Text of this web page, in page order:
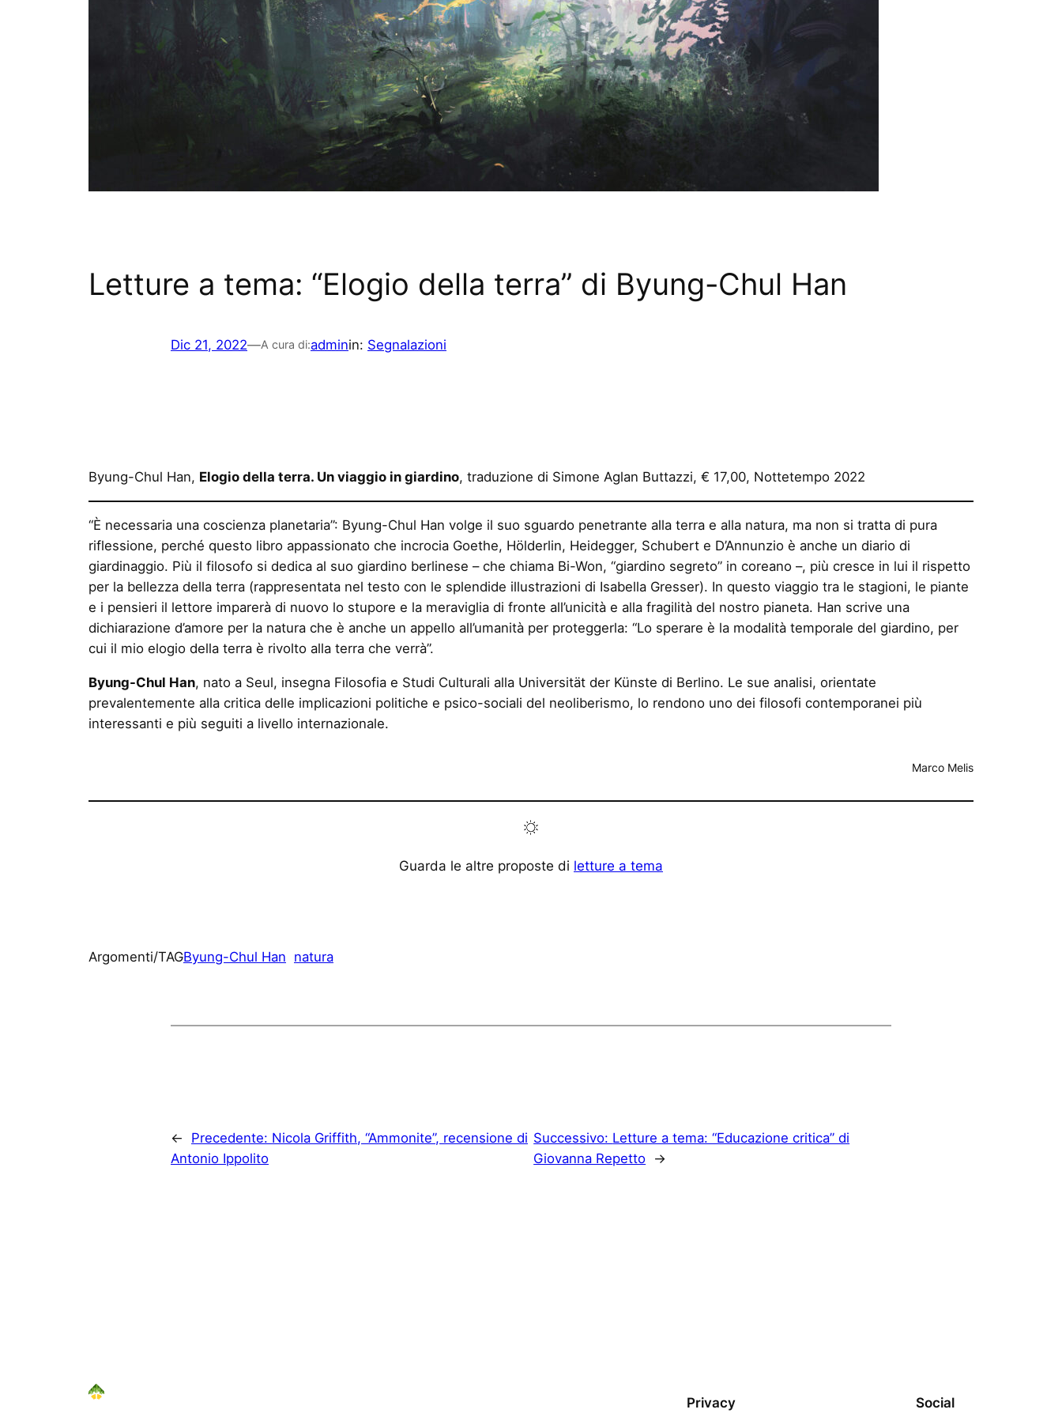
Letture a tema: “Elogio della terra” di Byung-Chul Han
Dic 21, 2022—A cura di:adminin: Segnalazioni
Byung-Chul Han, Elogio della terra. Un viaggio in giardino, traduzione di Simone Aglan Buttazzi, € 17,00, Nottetempo 2022
“È necessaria una coscienza planetaria”: Byung-Chul Han volge il suo sguardo penetrante alla terra e alla natura, ma non si tratta di pura
riflessione, perché questo libro appassionato che incrocia Goethe, Hölderlin, Heidegger, Schubert e D’Annunzio è anche un diario di
giardinaggio. Più il filosofo si dedica al suo giardino berlinese – che chiama Bi-Won, “giardino segreto” in coreano –, più cresce in lui il rispetto
per la bellezza della terra (rappresentata nel testo con le splendide illustrazioni di Isabella Gresser). In questo viaggio tra le stagioni, le piante
e i pensieri il lettore imparerà di nuovo lo stupore e la meraviglia di fronte all’unicità e alla fragilità del nostro pianeta. Han scrive una
dichiarazione d’amore per la natura che è anche un appello all’umanità per proteggerla: “Lo sperare è la modalità temporale del giardino, per
cui il mio elogio della terra è rivolto alla terra che verrà”.
Byung-Chul Han, nato a Seul, insegna Filosofia e Studi Culturali alla Universität der Künste di Berlino. Le sue analisi, orientate
prevalentemente alla critica delle implicazioni politiche e psico-sociali del neoliberismo, lo rendono uno dei filosofi contemporanei più
interessanti e più seguiti a livello internazionale.
Marco Melis
Guarda le altre proposte di letture a tema
Argomenti/TAGByung-Chul Han natura
← Precedente: Nicola Griffith, “Ammonite”, recensione di
Antonio Ippolito
Successivo: Letture a tema: “Educazione critica” di
Giovanna Repetto →
Privacy Social